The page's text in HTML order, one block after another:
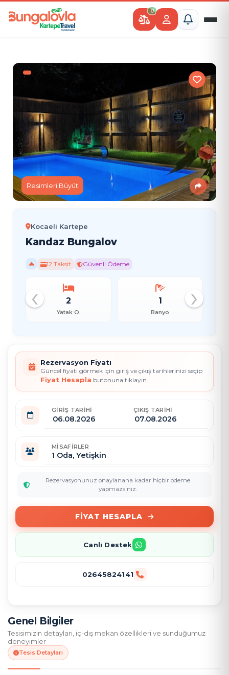
0
Resimleri Büyüt
Kocaeli Kartepe
Kandaz Bungalov
12 Taksit Güvenli Ödeme
2
Yatak O.
1
Banyo
‹ ›
Genel Bilgiler
Tesisimizin detayları, iç-dış mekan özellikleri ve sunduğumuz
deneyimler
Tesis Detayları
Rezervasyon Fiyatı
Güncel fiyatı görmek için giriş ve çıkış tarihlerinizi seçip
Fiyat Hesapla butonuna tıklayın.
GIRIŞ TARIHI ÇIKIŞ TARIHI
MISAFIRLER
1 Oda, Yetişkin
Rezervasyonunuz onaylanana kadar hiçbir ödeme
yapmazsınız.
FIYAT HESAPLA
Canlı Destek
02645824141